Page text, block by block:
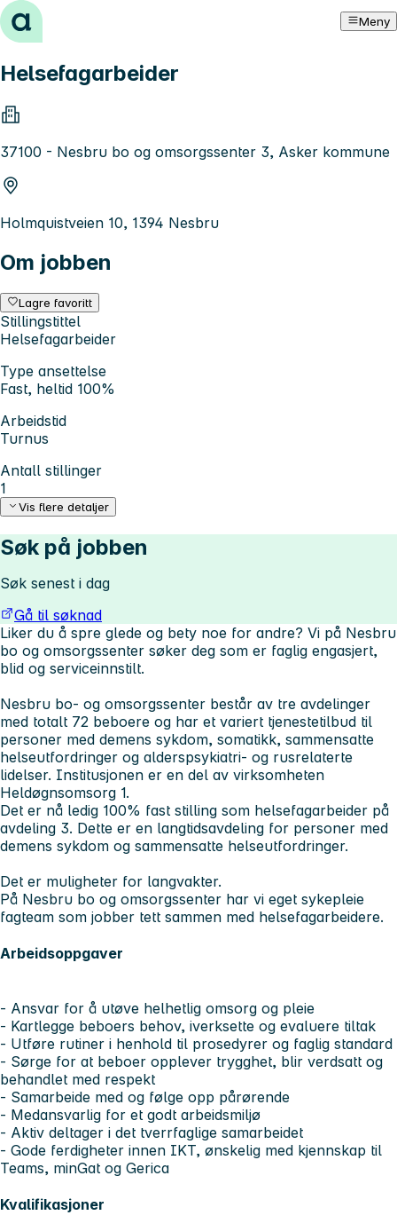
Hopp til innhold Meny
Helsefagarbeider
37100 - Nesbru bo og omsorgssenter 3, Asker kommune
Holmquistveien 10, 1394 Nesbru
Om jobben
Lagre favoritt
Stillingstittel
Helsefagarbeider
Type ansettelse
Fast, heltid 100%
Arbeidstid
Turnus
Antall stillinger
1
Vis flere detaljer
Søk på jobben
Søk senest i dag
Gå til søknad
Liker du å spre glede og bety noe for andre? Vi på Nesbru
bo og omsorgssenter søker deg som er faglig engasjert,
blid og serviceinnstilt.
Nesbru bo- og omsorgssenter består av tre avdelinger
med totalt 72 beboere og har et variert tjenestetilbud til
personer med demens sykdom, somatikk, sammensatte
helseutfordringer og alderspsykiatri- og rusrelaterte
lidelser. Institusjonen er en del av virksomheten
Heldøgnsomsorg 1.
Det er nå ledig 100% fast stilling som helsefagarbeider på
avdeling 3. Dette er en langtidsavdeling for personer med
demens sykdom og sammensatte helseutfordringer.
Det er muligheter for langvakter.
På Nesbru bo og omsorgssenter har vi eget sykepleie
fagteam som jobber tett sammen med helsefagarbeidere.
Arbeidsoppgaver
- Ansvar for å utøve helhetlig omsorg og pleie
- Kartlegge beboers behov, iverksette og evaluere tiltak
- Utføre rutiner i henhold til prosedyrer og faglig standard
- Sørge for at beboer opplever trygghet, blir verdsatt og
behandlet med respekt
- Samarbeide med og følge opp pårørende
- Medansvarlig for et godt arbeidsmiljø
- Aktiv deltager i det tverrfaglige samarbeidet
- Gode ferdigheter innen IKT, ønskelig med kjennskap til
Teams, minGat og Gerica
Kvalifikasjoner